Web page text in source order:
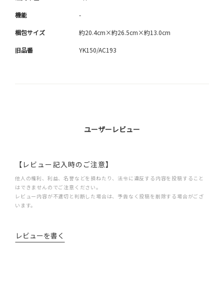
機能 -
梱包サイズ 約20.4cm×約26.5cm×約13.0cm
旧品番 YK150/AC193
ユーザーレビュー
【レビュー記入時のご注意】
他人の権利、利益、名誉などを損ねたり、法令に違反する内容を投稿すること
はできませんのでご注意ください。
レビュー内容が不適切と判断した場合は、予告なく投稿を削除する場合がござ
います。
レビューを書く